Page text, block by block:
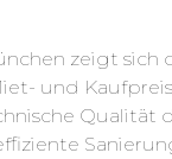
zeigt sich
und
Qualität